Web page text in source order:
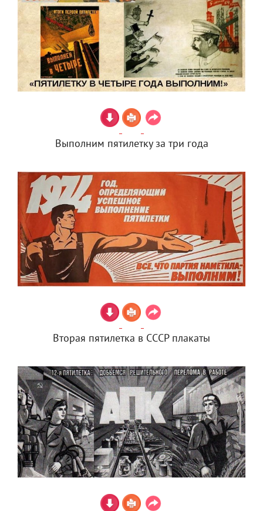
Выполним пятилетку за три года
Вторая пятилетка в СССР плакаты